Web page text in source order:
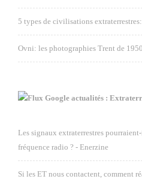
5 types de civilisations
Ovni: les photographies Trent de 1950
Google actualités :
Les signaux extraterrestres
fréquence radio ? - Enerzine
Si les ET nous contactent, comment